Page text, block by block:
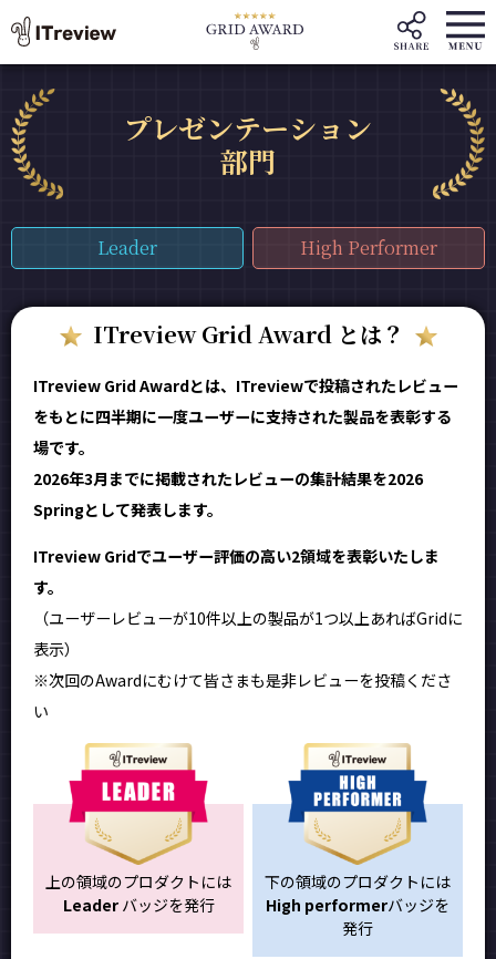
プレゼンテーション
部門
Leader High Performer
ITreview Grid Award とは？
ITreview Grid Awardとは、ITreviewで投稿されたレビュー
をもとに四半期に一度ユーザーに支持された製品を表彰する
場です。
2026年3月までに掲載されたレビューの集計結果を2026
Springとして発表します。
ITreview Gridでユーザー評価の高い2領域を表彰いたしま
す。
（ユーザーレビューが10件以上の製品が1つ以上あればGridに
表示）
※次回のAwardにむけて皆さまも是非レビューを投稿くださ
い
上の領域のプロダクトには
Leaderバッジを発行
下の領域のプロダクトには
High performerバッジを
発行